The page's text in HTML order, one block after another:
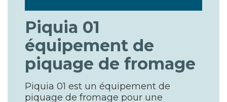
Piquia 01
équipement de
piquage de fromage
Piquia 01 est un équipement de
piquage de fromage pour une